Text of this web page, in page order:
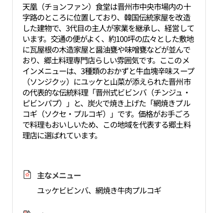
天凰（チョンファン）食堂は晋州市中央市場内の十
字路のところに位置しており、韓国伝統家屋を改造
した建物で、3代目の主人が家業を継承し、経営して
います。交通の便がよく、約100坪の広々とした敷地
に瓦屋根の木造家屋と醤油甕や味噌甕などが並んで
おり、郷土料理専門店らしい雰囲気です。ここのメ
インメニューは、3種類のおかずと牛血塊辛味スープ
（ソンジクッ）にユッケと山菜が添えられた晋州市
の代表的な伝統料理「晋州式ビビンバ（チンジュ・
ピビンパプ）」と、炭火で焼き上げた「網焼きプル
コギ（ソクセ・プルコギ）」です。価格がお手ごろ
で料理もおいしいため、この地域を代表する郷土料
理店に選ばれています。
主なメニュー
ユッケビビンバ、網焼き牛肉プルコギ